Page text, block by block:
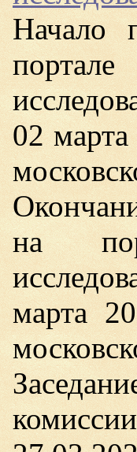
Начало
02
на
марта